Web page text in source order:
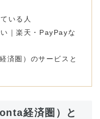
いる人
｜楽天・PayPayな
済圏）のサービスと
経済圏）と